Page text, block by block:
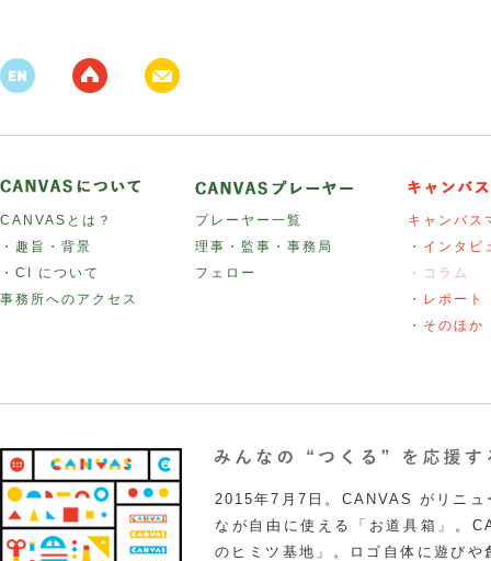
CANVASとは？
・趣旨・背景
・CI について
事務所へのアクセス
プレーヤー一覧
理事・監事・事務局
フェロー
キャンバス
・インタビ
・コラム
・レポート
・そのほか
2015年7月7日。CANVAS がリニュ
なが自由に使える「お道具箱」。
のヒミツ基地」。ロゴ自体に遊び